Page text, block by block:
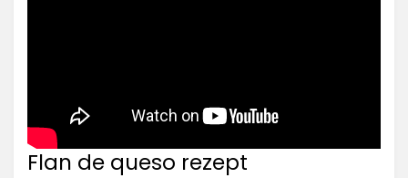
Flan de queso rezept